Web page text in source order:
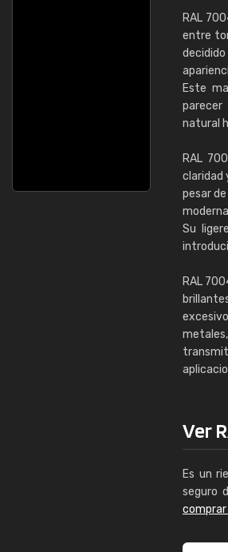
RAL
entre
Este
parecer
natural
RAL
claridad
pesar
Su
RAL
Ver
Es un
seguro
comprar